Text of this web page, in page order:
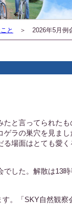
と ＞ 2026年5月例
と言ってられた
ラの巣穴を見ま
場面はとても愛
した。解散は13
。「SKY自然観察